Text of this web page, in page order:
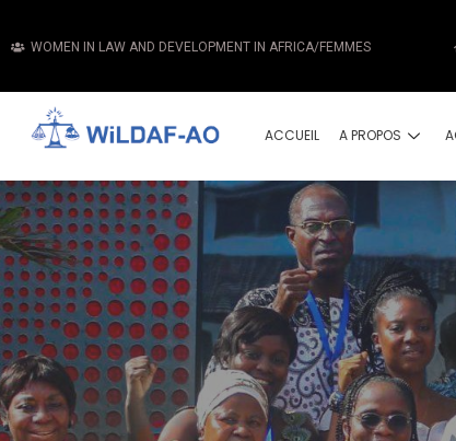
WOMEN IN LAW AND DEVELOPMENT IN AFRICA/FEMMES
ACCUEIL A PROPOS